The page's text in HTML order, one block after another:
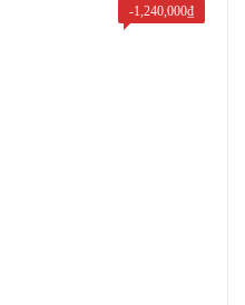
-1,240,000₫